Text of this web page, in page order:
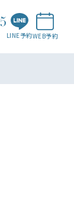
LINE予約WEB予約